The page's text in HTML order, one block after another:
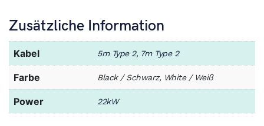
Zusätzliche Information
Kabel 5m Type 2, 7m Type 2
Farbe Black / Schwarz, White / Weiß
Power 22kW